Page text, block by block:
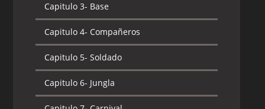
Capitulo 3- Base
Capitulo 4- Compañeros
Capitulo 5- Soldado
Capitulo 6- Jungla